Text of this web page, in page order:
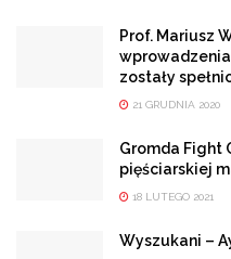
Prof. Mariusz
zostały
21 GRUDNIA 2020
Gromda Fight
pięściarskiej
18 LUTEGO 2021
Wyszukani –